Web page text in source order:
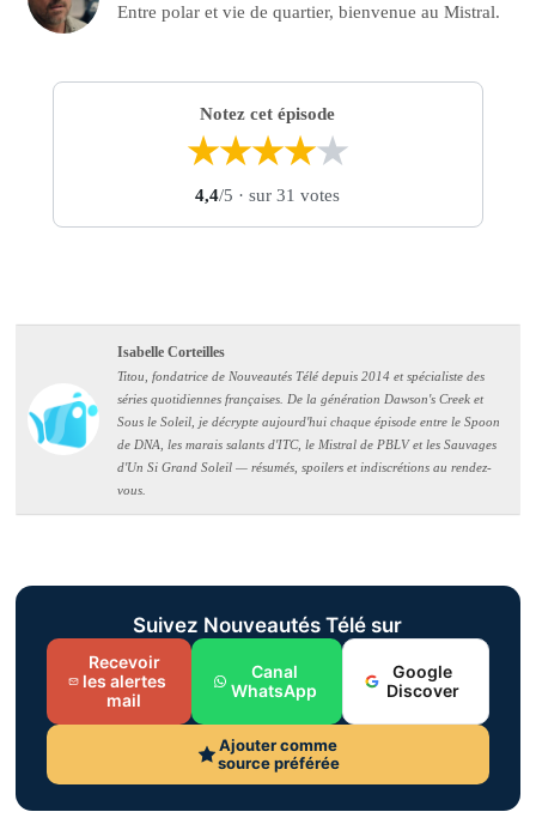
Entre polar et vie de quartier, bienvenue au Mistral.
Notez cet épisode
★★★★★
4,4/5 · sur 31 votes
Isabelle Corteilles
Titou, fondatrice de Nouveautés Télé depuis 2014 et spécialiste des
séries quotidiennes françaises. De la génération Dawson's Creek et
Sous le Soleil, je décrypte aujourd'hui chaque épisode entre le Spoon
de DNA, les marais salants d'ITC, le Mistral de PBLV et les Sauvages
d'Un Si Grand Soleil — résumés, spoilers et indiscrétions au rendez-
vous.
Suivez Nouveautés Télé sur
Recevoir
les alertes
mail
Canal
WhatsApp
Google
Discover
Ajouter comme
source préférée